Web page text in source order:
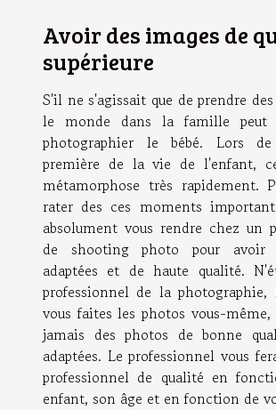
Avoir des images de
supérieure
S'il ne s'agissait que de prendre
le monde dans la famille
photographier le bébé. Lors
première de la vie de l'enfant,
métamorphose très rapidement.
rater des ces moments
absolument vous rendre chez un
de shooting photo pour avoir
adaptées et de haute qualité.
professionnel de la photographie,
vous faites les photos vous-même,
jamais des photos de bonne
adaptées. Le professionnel vous
professionnel de qualité en
enfant, son âge et en fonction de